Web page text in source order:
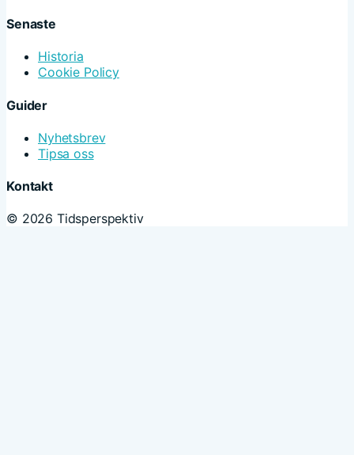
Senaste
Historia
Cookie Policy
Guider
Nyhetsbrev
Tipsa oss
Kontakt
© 2026 Tidsperspektiv